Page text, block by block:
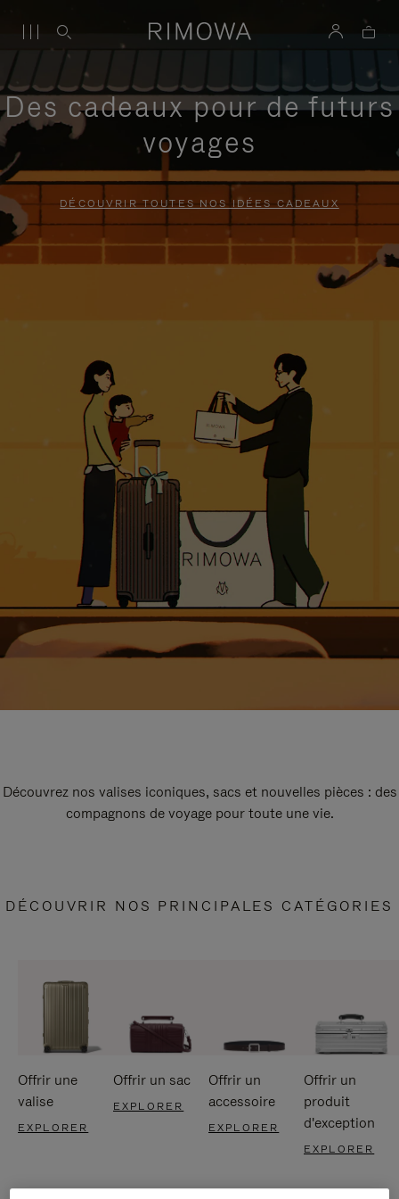
Des cadeaux pour de futurs
voyages
DÉCOUVRIR TOUTES NOS IDÉES CADEAUX
Découvrez nos valises iconiques, sacs et nouvelles pièces : des
compagnons de voyage pour toute une vie.
DÉCOUVRIR NOS PRINCIPALES CATÉGORIES
Offrir une
valise
EXPLORER
Offrir un sac
EXPLORER
Offrir un
accessoire
EXPLORER
Offrir un
produit
d'exception
EXPLORER